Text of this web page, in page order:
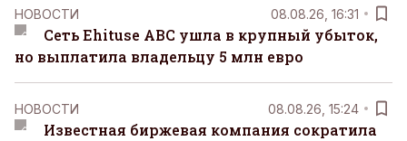
НОВОСТИ 08.08.26, 16:31
Сеть Ehituse ABC ушла в крупный убыток,
но выплатила владельцу 5 млн евро
НОВОСТИ 08.08.26, 15:24
Известная биржевая компания сократила